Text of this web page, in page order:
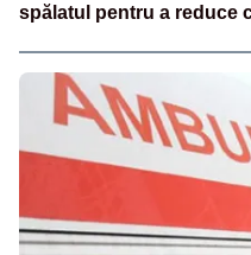
spălatul pentru a reduce